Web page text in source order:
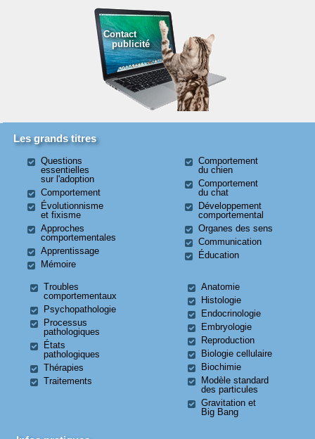
Contact
publicité
Les grands titres
Questions
essentielles
sur l'adoption
Comportement
Évolutionnisme
et fixisme
Approches
comportementales
Apprentissage
Mémoire
Comportement
du chien
Comportement
du chat
Développement
comportemental
Organes des sens
Communication
Éducation
Troubles
comportementaux
Psychopathologie
Processus
pathologiques
États
pathologiques
Thérapies
Traitements
Anatomie
Histologie
Endocrinologie
Embryologie
Reproduction
Biologie cellulaire
Biochimie
Modèle standard
des particules
Gravitation et
Big Bang